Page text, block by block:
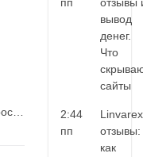
вывод
денег.
Что
сайты
2:44
пп
Linvarex
отзывы:
как